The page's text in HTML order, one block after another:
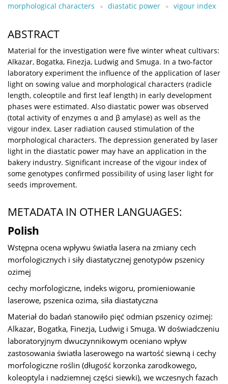
morphological characters
diastatic power vigour index
ABSTRACT
Material for the investigation were five winter wheat cultivars:
Alkazar, Bogatka, Finezja, Ludwig and Smuga. In a two-factor
laboratory experiment the influence of the application of laser
light on sowing value and morphological characters (radicle
length, coleoptile and first leaf length) in early development
phases were estimated. Also diastatic power was observed
(total activity of enzymes α and β amylase) as well as the
vigour index. Laser radiation caused stimulation of the
morphological characters. The depression generated by laser
light in the diastatic power may have an application in the
bakery industry. Significant increase of the vigour index of
some genotypes confirmed possibility of using laser light for
seeds improvement.
METADATA IN OTHER LANGUAGES:
Polish
Wstępna ocena wpływu światła lasera na zmiany cech
morfologicznych i siły diastatycznej genotypów pszenicy
ozimej
cechy morfologiczne, indeks wigoru, promieniowanie
laserowe, pszenica ozima, siła diastatyczna
Materiał do badań stanowiło pięć odmian pszenicy ozimej:
Alkazar, Bogatka, Finezja, Ludwig i Smuga. W doświadczeniu
laboratoryjnym dwuczynnikowym oceniano wpływ
zastosowania światła laserowego na wartość siewną i cechy
morfologiczne roślin (długość korzonka zarodkowego,
koleoptyla i nadziemnej części siewki), we wczesnych fazach